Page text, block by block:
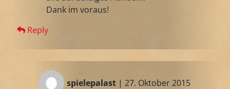
Dank im voraus!
Reply
spielepalast | 27. Oktober 2015